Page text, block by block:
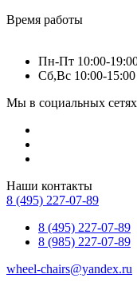
Время работы
Пн-Пт 10:00-
Сб,Вс 10:00-15:00
Мы в социальных
Наши контакты
8 (495) 227-07-89
8 (495) 227-07-89
8 (985) 227-07-89
wheel-chairs@yandex.ru